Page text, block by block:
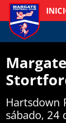
Hartsdown
sábado, 24